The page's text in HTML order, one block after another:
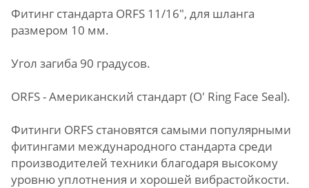
Фитинг стандарта ORFS 11/16", для шланга
размером 10 мм.
Угол загиба 90 градусов.
ORFS - Американский стандарт (O' Ring Face Seal).
Фитинги ORFS становятся самыми популярными
фитингами международного стандарта среди
производителей техники благодаря высокому
уровню уплотнения и хорошей вибрастойкости.